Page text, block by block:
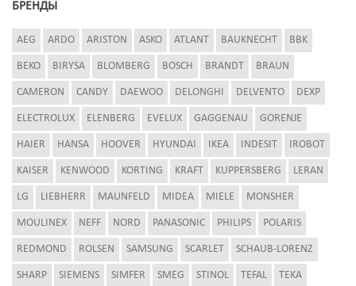
БРЕНДЫ
AEG ARDO ARISTON ASKO ATLANT BAUKNECHT BBK
BEKO BIRYSA BLOMBERG BOSCH BRANDT BRAUN
CAMERON CANDY DAEWOO DELONGHI DELVENTO DEXP
ELECTROLUX ELENBERG EVELUX GAGGENAU GORENJE
HAIER HANSA HOOVER HYUNDAI IKEA INDESIT IROBOT
KAISER KENWOOD KORTING KRAFT KUPPERSBERG LERAN
LG LIEBHERR MAUNFELD MIDEA MIELE MONSHER
MOULINEX NEFF NORD PANASONIC PHILIPS POLARIS
REDMOND ROLSEN SAMSUNG SCARLET SCHAUB-LORENZ
SHARP SIEMENS SIMFER SMEG STINOL TEFAL TEKA